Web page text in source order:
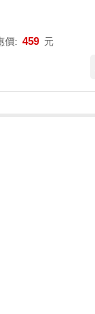
價: 459 元